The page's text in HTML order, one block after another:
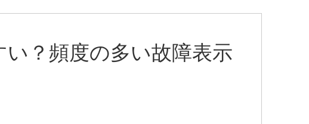
？頻度の多い故障表示